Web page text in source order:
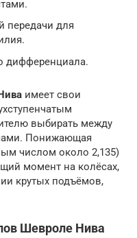
для
дифференциала.
имеет свои
выбирать между
Понижающая
числом около 2,135)
момент на колёсах,
крутых подъёмов,
Шевроле Нива